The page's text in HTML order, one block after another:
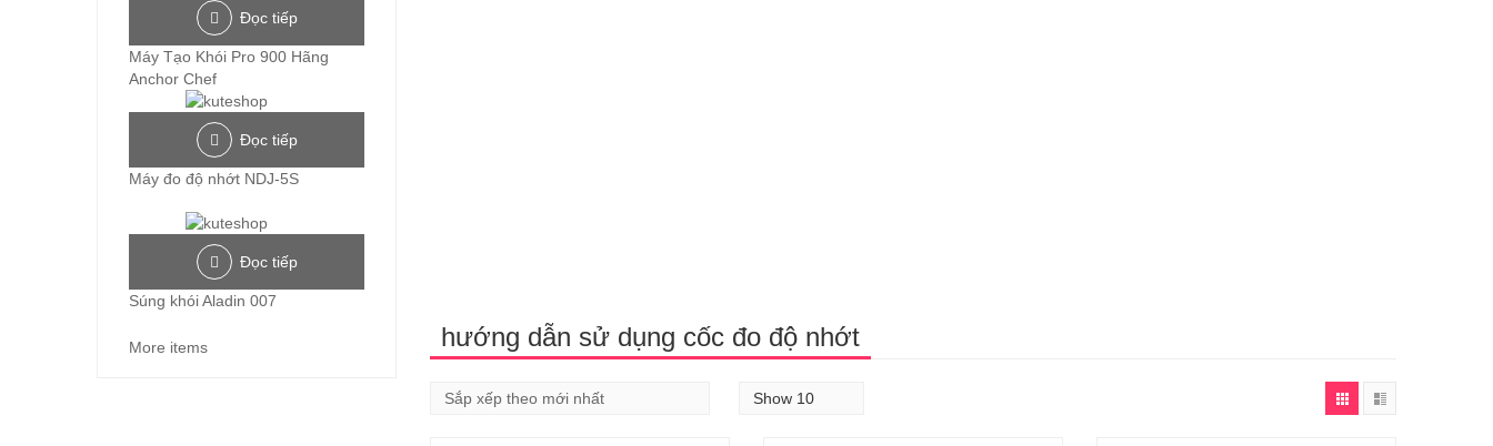
hướng dẫn sử dụng cốc đo độ nhớt
Đọc tiếp
Máy Tạo Khói Pro 900 Hãng
Anchor Chef
Đọc tiếp
Máy đo độ nhớt NDJ-5S
Đọc tiếp
Súng khói Aladin 007
More items